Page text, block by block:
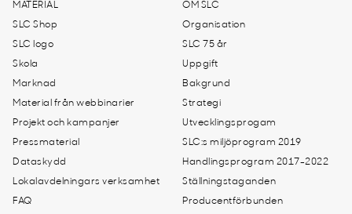
MATERIAL
SLC Shop
SLC logo
Skola
Marknad
Material från webbinarier
Projekt och kampanjer
Pressmaterial
Dataskydd
Lokalavdelningars verksamhet
FAQ
OM SLC
Organisation
SLC 75 år
Uppgift
Bakgrund
Strategi
Utvecklingsprogam
SLC:s miljöprogram 2019
Handlingsprogram 2017-2022
Ställningstaganden
Producentförbunden